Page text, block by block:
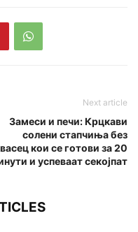
Next article
Замеси и печи: Крцкави
солени стапчиња без
кои се готови за 20
и успеваат секојпат